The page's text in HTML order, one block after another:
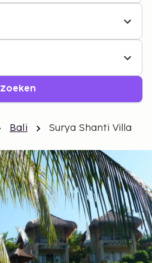
Zoeken
Bali Surya Shanti Villa